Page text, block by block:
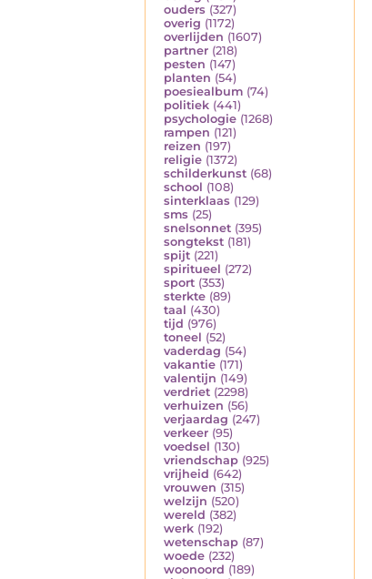
ouders (327)
overig (1172)
overlijden (1607)
partner (218)
pesten (147)
planten (54)
poesiealbum (74)
politiek (441)
psychologie (1268)
rampen (121)
reizen (197)
religie (1372)
schilderkunst (68)
school (108)
sinterklaas (129)
sms (25)
snelsonnet (395)
songtekst (181)
spijt (221)
spiritueel (272)
sport (353)
sterkte (89)
taal (430)
tijd (976)
toneel (52)
vaderdag (54)
vakantie (171)
valentijn (149)
verdriet (2298)
verhuizen (56)
verjaardag (247)
verkeer (95)
voedsel (130)
vriendschap (925)
vrijheid (642)
vrouwen (315)
welzijn (520)
wereld (382)
werk (192)
wetenschap (87)
woede (232)
woonoord (189)